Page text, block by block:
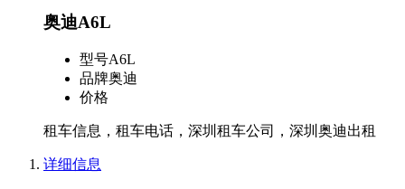
奥迪A6L
型号A6L
品牌奥迪
价格
租车信息，租车电话，深圳租车公司，深圳奥迪出租
详细信息